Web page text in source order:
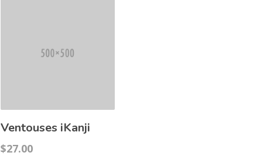
Ventouses iKanji
$27.00